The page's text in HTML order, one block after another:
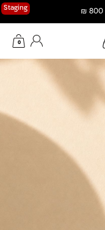
Staging
0
החשבון שלי